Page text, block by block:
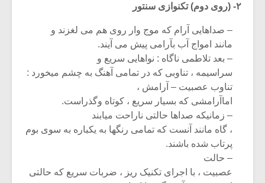
۲- (روی دوم) تکنوازی سنتور
– صداهایی آرام که موج وار روی هم می لغزند و
مانند امواج آب بآرامی پیش می آیند.
– بعد تلاطمی ناگاه : نواهایی سریع و
سراسیمه ، تناوبی که در تمامی آهنگ به چشم میخورد :
تناوب عصبیت – آرامش ،
اماآرامشی که بسیار سریع ، کوتاه وگذراست.
– زمانیکه صداها حالتی ناراحت میابند
، گاه مانند آنست که تمامی رنگها به یکباره به سوی بوم
پرتاب شده باشند.
– حالت
عصبیت ، با اجرای تکنیک ریز ، ضربات سریع که حالتی